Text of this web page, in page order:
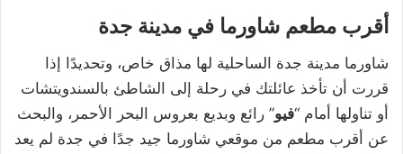
أقرب مطعم شاورما في مدينة جدة
شاورما مدينة جدة الساحلية لها مذاق خاص، وتحديدًا إذا
قررت أن تأخذ عائلتك في رحلة إلى الشاطئ بالسندويتشات
أو تناولها أمام “فيو” رائع وبديع بعروس البحر الأحمر، والبحث
عن أقرب مطعم من موقعي شاورما جيد جدًا في جدة لم يعد